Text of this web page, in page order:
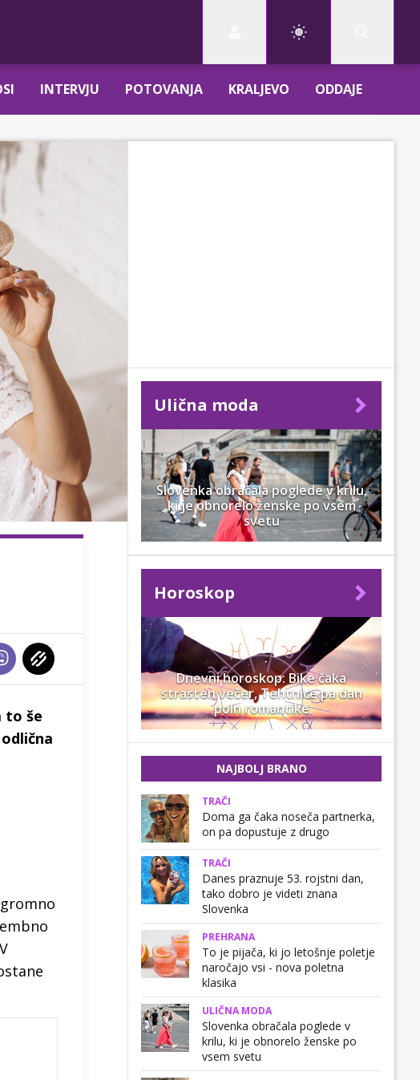
INTERVJU POTOVANJA KRALJEVO ODDAJE
to še
Ulična moda
Slovenka obračala poglede v krilu,
ki je obnorelo ženske po vsem
svetu
Horoskop
Dnevni horoskop: Bike čaka
strasten večer, Tehtnice pa dan
poln romantike
NAJBOLJ BRANO
TRAČI
Doma ga čaka noseča partnerka,
on pa dopustuje z drugo
TRAČI
Danes praznuje 53. rojstni dan,
tako dobro je videti znana
Slovenka
PREHRANA
To je pijača, ki jo letošnje poletje
naročajo vsi - nova poletna
klasika
ULIČNA MODA
Slovenka obračala poglede v
krilu, ki je obnorelo ženske po
vsem svetu